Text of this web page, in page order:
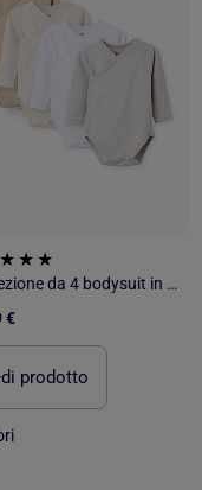
Confezione da 4 bodysuit in cotone avvolgente
€
prodotto